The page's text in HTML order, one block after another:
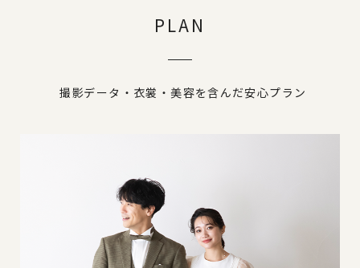
PLAN
撮影データ・衣裳・美容を含んだ安心プラン